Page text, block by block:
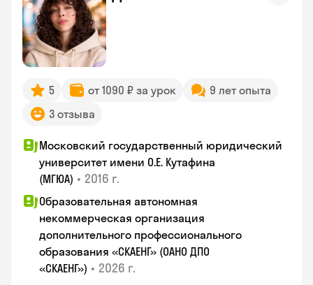
5 от 1090 ₽ за урок
9 лет опыта
3 отзыва
Московский государственный юридический
университет имени О.Е. Кутафина
(МГЮА) • 2016 г.
Образовательная автономная
некоммерческая организация
дополнительного профессионального
образования «СКАЕНГ» (ОАНО ДПО
«СКАЕНГ») • 2026 г.